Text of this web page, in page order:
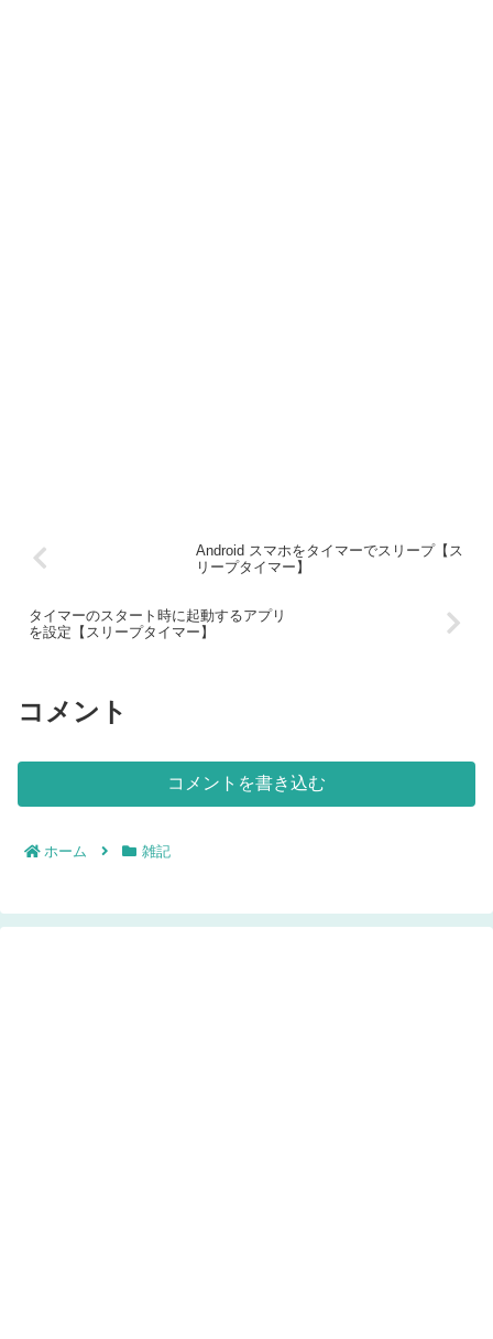
Android スマホをタイマーでスリープ【ス
リープタイマー】
タイマーのスタート時に起動するアプリ
を設定【スリープタイマー】
コメント
コメントを書き込む
ホーム 雑記